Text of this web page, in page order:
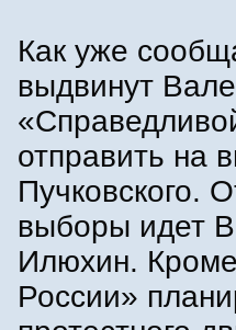
Как уже
выдвинут
отправить на
Пучковского.
выборы идет
Илюхин.
России»